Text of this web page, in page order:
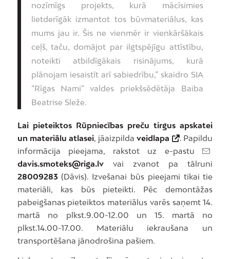
nozīmīgs projekts, kurā mācīsimies
lietderīgāk izmantot tos būvmateriālus, kas
mums jau ir. Šis ne vienmēr ir vienkāršākais
ceļš, taču, domājot par ilgtspējīgu attīstību,
noteikti atbildīgākais risinājums, kurā
plānojam iesaistīt arī sabiedrību,” skaidro SIA
“Rīgas Nami” valdes priekšsēdētāja Baiba
Beatrise Sleže.
Lai pieteiktos Rūpniecības preču tirgus apskatei
un materiālu atlasei, jāaizpildaveidlapa
. Papildu
informācija pieejama, rakstot uz e-pastu
davis.smoteks@riga.lvvai zvanot pa tālruni
28009283(Dāvis). Izvešanai būs pieejami tikai tie
materiāli, kas būs pieteikti. Pēc demontāžas
pabeigšanas pieteiktos materiālus varēs saņemt 14.
martā no plkst.9.00-12.00 un 15. martā no
plkst.14.00-17.00. Materiālu iekraušana un
transportēšana jānodrošina pašiem.